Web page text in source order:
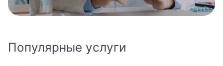
Популярные услуги
Врач физической и реабилитационной медицины
Врач эфферентной терапии